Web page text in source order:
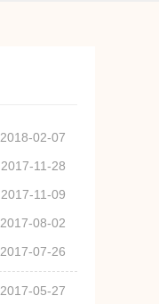
2018-02-07
2017-11-28
2017-11-09
2017-08-02
2017-07-26
2017-05-27